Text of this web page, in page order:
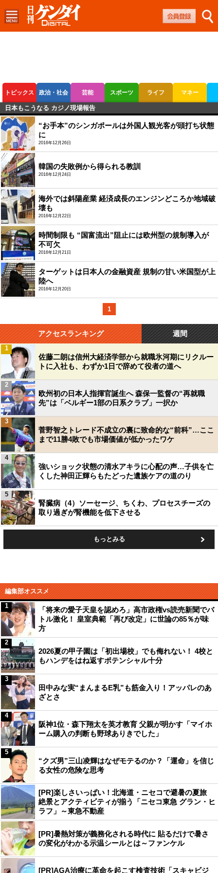
トピックス 政治・社会 芸能 スポーツ ライフ マネー
ボートレース 競輪 オートレース
日本もこうなる カジノ現場報告
“お手本”のシンガポールは外国人観光客が頭打ち状態
に
2016年12月26日
韓国の失敗例から得られる教訓
2016年12月24日
海外では斜陽産業 経済成長のエンジンどころか地域破
壊も
2016年12月22日
時間制限も “国富流出”阻止には欧州型の規制導入が
不可欠
2016年12月21日
ターゲットは日本人の金融資産 規制の甘い米国型が上
陸へ
2016年12月20日
1
アクセスランキング 週間
佐藤二朗は信州大経済学部から就職氷河期にリクルー
トに入社も、わずか1日で辞めて役者の道へ
1
欧州初の日本人指揮官誕生へ 森保一監督の“再就職
先”は「ベルギー1部の日系クラブ」一択か
2
菅野智之トレード不成立の裏に致命的な“前科”…ここ
まで11勝4敗でも市場価値が低かったワケ
3
強いショック状態の清水アキラに心配の声…子供を亡
くした神田正輝らもたどった遺族ケアの道のり
4
腎臓病（4）ソーセージ、ちくわ、プロセスチーズの
取り過ぎが腎機能を低下させる
5
もっとみる
編集部オススメ
「将来の愛子天皇を認めろ」高市政権vs読売新聞でバ
トル激化！ 皇室典範「再び改定」に世論の85％が味
方
1
2026夏の甲子園は「初出場校」でも侮れない！ 4校と
もハンデをはね返すポテンシャル十分
2
田中みな実“まんまるE乳”も筋金入り！アッパレのあ
ざとさ
3
阪神1位・森下翔太を英才教育 父親が明かす「マイホ
ーム購入の判断も野球ありきでした」
4
“クズ男”三山凌輝はなぜモテるのか？「運命」を信じ
る女性の危険な思考
5
[PR]楽しさいっぱい！北海道・ニセコで避暑の夏旅
絶景とアクティビティが揃う「ニセコ東急 グラン・ヒ
ラフ」～東急不動産
[PR]暑熱対策が義務化される時代に 貼るだけで暑さ
の変化がわかる示温シールとは～ファンケル
[PR]AGA治療に革命を起こす検査技術「スキャビジ